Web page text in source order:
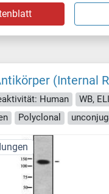
(Internal
Human
WB,
Polyclonal